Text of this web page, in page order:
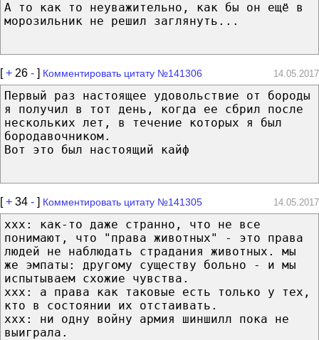
А то как то неуважительно, как бы он ещё в
морозильник не решил заглянуть...
[+ 26 - ] Комментировать цитату №141306 14.05.2017
Первый раз настоящее удовольствие от бороды
я получил в тот день, когда ее сбрил после
нескольких лет, в течение которых я был
бородавочником.
Вот это был настоящий кайф
[+ 34 - ] Комментировать цитату №141305 14.05.2017
xxx: как-то даже странно, что не все
понимают, что "права животных" - это права
людей не наблюдать страдания животных. мы
же эмпаты: другому существу больно - и мы
испытываем схожие чувства.
xxx: а права как таковые есть только у тех,
кто в состоянии их отстаивать.
xxx: ни одну войну армия шиншилл пока не
выиграла.